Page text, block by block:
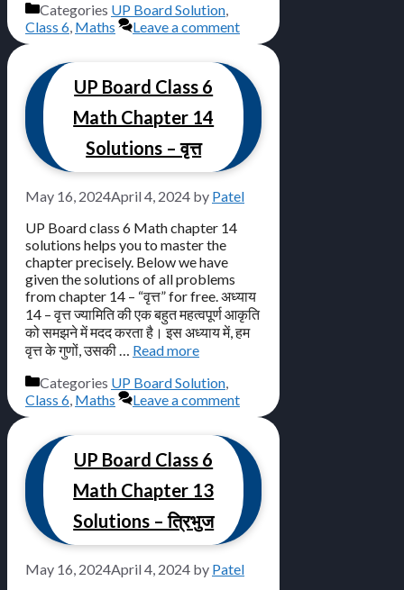
Categories UP Board Solution,
Class 6, Maths Leave a comment
UP Board Class 6
Math Chapter 14
Solutions – वृत्त
May 16, 2024April 4, 2024 by Patel
UP Board class 6 Math chapter 14
solutions helps you to master the
chapter precisely. Below we have
given the solutions of all problems
from chapter 14 – “वृत्त” for free. अध्याय
14 – वृत्त ज्यामिति की एक बहुत महत्वपूर्ण आकृति
को समझने में मदद करता है। इस अध्याय में, हम
वृत्त के गुणों, उसकी … Read more
Categories UP Board Solution,
Class 6, Maths Leave a comment
UP Board Class 6
Math Chapter 13
Solutions – त्रिभुज
May 16, 2024April 4, 2024 by Patel